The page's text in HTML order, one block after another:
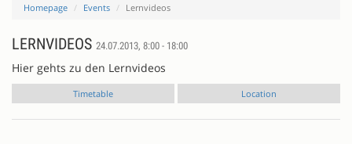
Homepage Events Lernvideos
LERNVIDEOS 24.07.2013, 8:00 - 18:00
Hier gehts zu den Lernvideos
Timetable Location